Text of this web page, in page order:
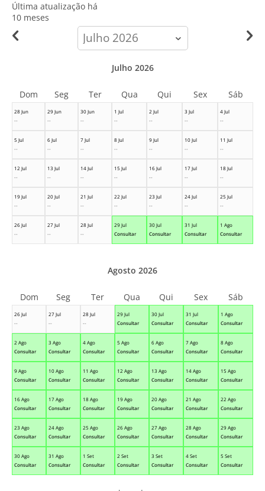
Última atualização há
10 meses
calendar-
month
28 Jun
--
29 Jun
--
30 Jun
--
1 Jul
--
2 Jul
--
3 Jul
--
4 Jul
--
5 Jul
--
6 Jul
--
7 Jul
--
8 Jul
--
9 Jul
--
10 Jul
--
11 Jul
--
12 Jul
--
13 Jul
--
14 Jul
--
15 Jul
--
16 Jul
--
17 Jul
--
18 Jul
--
19 Jul
--
20 Jul
--
21 Jul
--
22 Jul
--
23 Jul
--
24 Jul
--
25 Jul
--
26 Jul
--
27 Jul
--
28 Jul
--
29 Jul
Consultar
30 Jul
Consultar
31 Jul
Consultar
1 Ago
Consultar
Julho 2026
Dom Seg Ter Qua Qui Sex Sáb
26 Jul
--
27 Jul
--
28 Jul
--
29 Jul
Consultar
30 Jul
Consultar
31 Jul
Consultar
1 Ago
Consultar
2 Ago
Consultar
3 Ago
Consultar
4 Ago
Consultar
5 Ago
Consultar
6 Ago
Consultar
7 Ago
Consultar
8 Ago
Consultar
9 Ago
Consultar
10 Ago
Consultar
11 Ago
Consultar
12 Ago
Consultar
13 Ago
Consultar
14 Ago
Consultar
15 Ago
Consultar
16 Ago
Consultar
17 Ago
Consultar
18 Ago
Consultar
19 Ago
Consultar
20 Ago
Consultar
21 Ago
Consultar
22 Ago
Consultar
23 Ago
Consultar
24 Ago
Consultar
25 Ago
Consultar
26 Ago
Consultar
27 Ago
Consultar
28 Ago
Consultar
29 Ago
Consultar
30 Ago
Consultar
31 Ago
Consultar
1 Set
Consultar
2 Set
Consultar
3 Set
Consultar
4 Set
Consultar
5 Set
Consultar
Agosto 2026
Dom Seg Ter Qua Qui Sex Sáb